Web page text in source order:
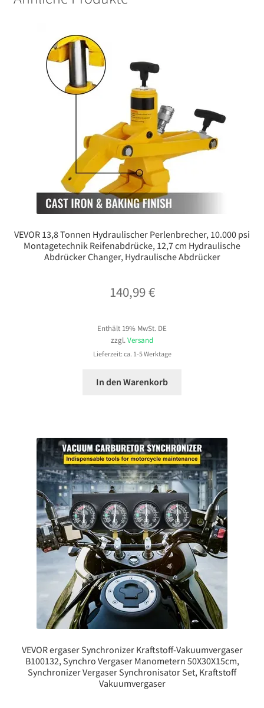
VEVOR 13,8 Tonnen Hydraulischer Perlenbrecher, 10.000 psi
Montagetechnik Reifenabdrücke, 12,7 cm Hydraulische
Abdrücker Changer, Hydraulische Abdrücker
140,99€
Enthält 19% MwSt. DE
zzgl. Versand
Lieferzeit: ca. 1-5 Werktage
In den Warenkorb
VEVOR ergaser Synchronizer Kraftstoff-Vakuumvergaser
B100132, Synchro Vergaser Manometern 50X30X15cm,
Synchronizer Vergaser Synchronisator Set, Kraftstoff
Vakuumvergaser